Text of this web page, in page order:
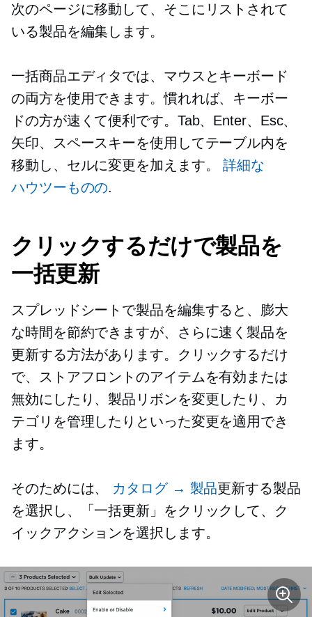
次のページに移動して、そこにリストされて
いる製品を編集します。
一括商品エディタでは、マウスとキーボード
の両方を使用できます。慣れれば、キーボー
ドの方が速くて便利です。Tab、Enter、Esc、
矢印、スペースキーを使用してテーブル内を
移動し、セルに変更を加えます。詳細な
ハウツーものの.
クリックするだけで製品を
一括更新
スプレッドシートで製品を編集すると、膨大
な時間を節約できますが、さらに速く製品を
更新する方法があります。クリックするだけ
で、ストアフロントのアイテムを有効または
無効にしたり、製品リボンを変更したり、カ
テゴリを管理したりといった変更を適用でき
ます。
そのためには、 カタログ → 製品更新する製品
を選択し、「一括更新」をクリックして、ク
イックアクションを選択します。